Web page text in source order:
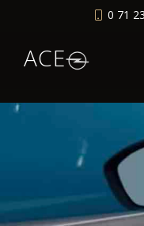
0 71
ACE